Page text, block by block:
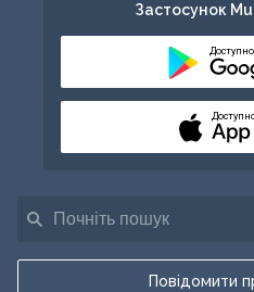
Повідомити
Застосунок